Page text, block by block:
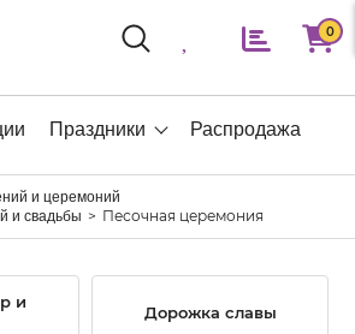
0
Праздники Распродажа
и церемоний
и свадьбы
Песочная церемония
и
Дорожка славы